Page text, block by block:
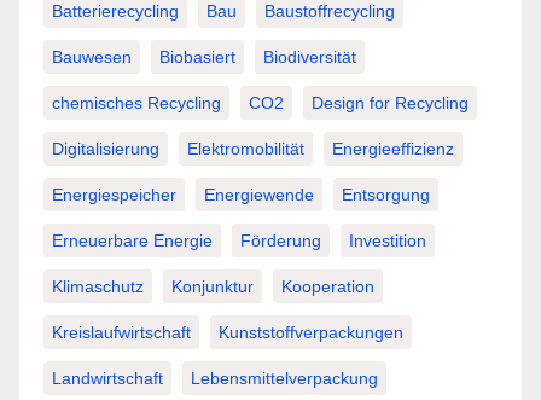
Batterierecycling Bau Baustoffrecycling
Bauwesen Biobasiert Biodiversität
chemisches Recycling CO2 Design for Recycling
Digitalisierung Elektromobilität Energieeffizienz
Energiespeicher Energiewende Entsorgung
Erneuerbare Energie Förderung Investition
Klimaschutz Konjunktur Kooperation
Kreislaufwirtschaft Kunststoffverpackungen
Landwirtschaft Lebensmittelverpackung